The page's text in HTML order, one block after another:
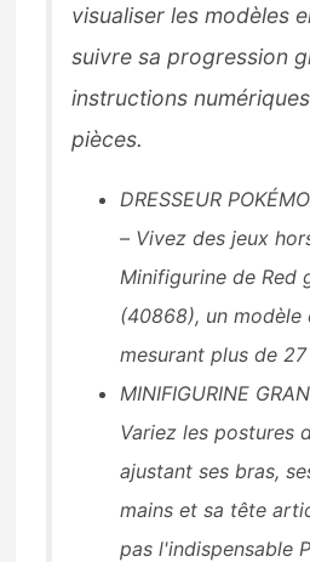
visualiser les modèles
suivre sa progression
instructions
pièces.
DRESSEUR
– Vivez des jeux
Minifigurine de Red
(40868), un modèle
mesurant plus de
MINIFIGURINE
Variez les postures
ajustant ses bras,
mains et sa tête
pas l'indispensable